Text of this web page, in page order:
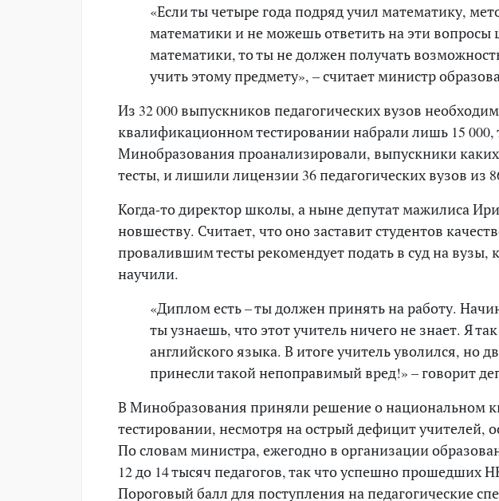
«Если ты четыре года подряд учил математику,
математики и не можешь ответить на эти
математики, то ты не должен получать
учить этому предмету», – считает министр
Из 32 000 выпускников педагогических вузов
квалификационном тестировании набрали лишь 15 000,
Минобразования проанализировали, выпускники
тесты, и лишили лицензии 36 педагогических вузов из
Когда-то директор школы, а ныне депутат мажилиса
новшеству. Считает, что оно заставит студентов
провалившим тесты рекомендует подать в суд на вузы,
научили.
«Диплом есть – ты должен принять на работу.
ты узнаешь, что этот учитель ничего не знает. Я
английского языка. В итоге учитель уволился, но
принесли такой непоправимый вред!» – говорит
В Минобразования приняли решение о национальном
тестировании, несмотря на острый дефицит учителей,
По словам министра, ежегодно в организации
12 до 14 тысяч педагогов, так что успешно прошедших
Пороговый балл для поступления на педагогические